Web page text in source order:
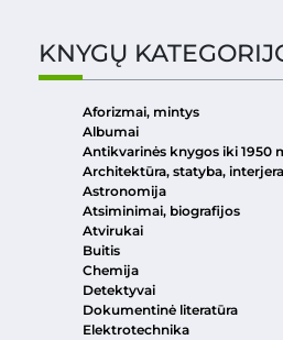
KNYGŲ
Aforizmai, mintys
Albumai
Antikvarinės knygos iki 1950
Architektūra, statyba,
Astronomija
Atsiminimai, biografijos
Atvirukai
Buitis
Chemija
Detektyvai
Dokumentinė literatūra
Elektrotechnika